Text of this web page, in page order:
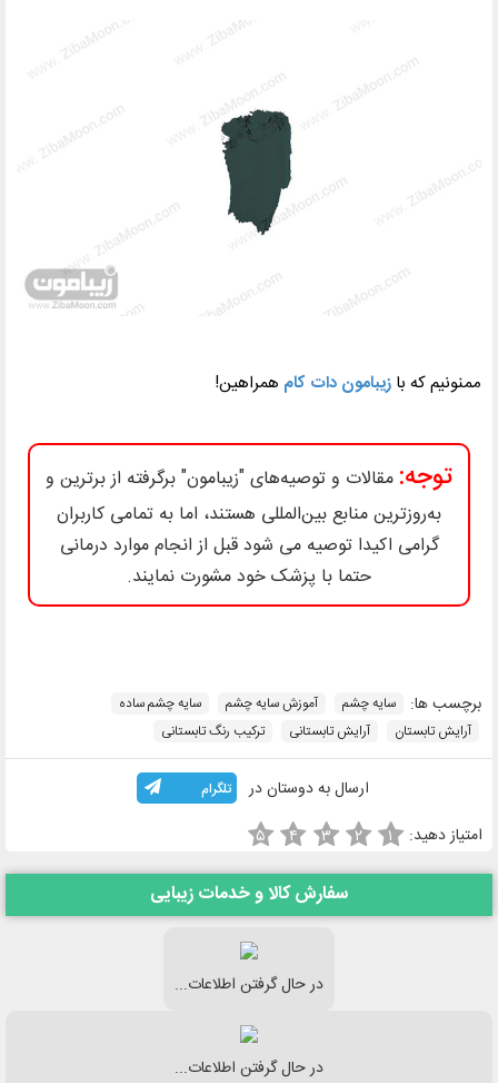
ممنونیم که با زیبامون دات کام همراهین!
توجه: مقالات و توصیه‌های "زیبامون" برگرفته از برترین و
به‌روزترین منابع بین‌المللی هستند، اما به تمامی کاربران
گرامی اکیدا توصیه می شود قبل از انجام موارد درمانی
حتما با پزشک خود مشورت نمایند.
برچسب ها: سایه چشم آموزش سایه چشم
سایه چشم ساده
آرایش تابستان
آرایش تابستانی ترکیب رنگ تابستانی
ارسال به دوستان در تلگرام
امتیاز دهید: ۱ ۲ ۳ ۴ ۵
سفارش کالا و خدمات زیبایی
در حال گرفتن اطلاعات...
در حال گرفتن اطلاعات...